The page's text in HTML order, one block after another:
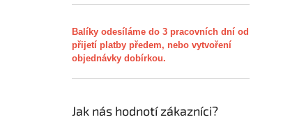
Balíky odesíláme do 3 pracovních dní od
přijetí platby předem, nebo vytvoření
objednávky dobírkou.
Jak nás hodnotí zákazníci?